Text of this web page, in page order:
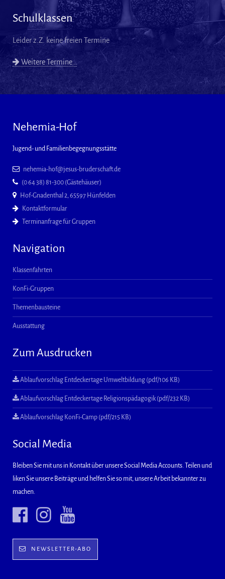
Schulklassen
Leider z.Z. keine freien Termine
Weitere Termine…
Nehemia-Hof
Jugend- und Familienbegegnungsstätte
nehemia-hof@jesus-bruderschaft.de
(0 64 38) 81-300 (Gästehäuser)
Hof-Gnadenthal 2, 65597 Hünfelden
Kontaktformular
Terminanfrage für Gruppen
Navigation
Klassenfahrten
KonFi-Gruppen
Themenbausteine
Ausstattung
Zum Ausdrucken
Ablaufvorschlag Entdeckertage Umweltbildung (pdf/106 KB)
Ablaufvorschlag Entdeckertage Religionspädagogik (pdf/232 KB)
Ablaufvorschlag KonFi-Camp (pdf/215 KB)
Social Media
Bleiben Sie mit uns in Kontakt über unsere Social Media Accounts. Teilen und
liken Sie unsere Beiträge und helfen Sie so mit, unsere Arbeit bekannter zu
machen.
NEWSLETTER-ABO